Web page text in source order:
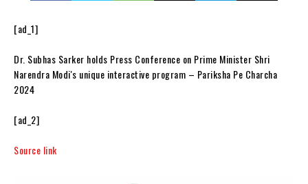
[ad_1]
Dr. Subhas Sarker holds Press Conference on Prime Minister Shri
Narendra Modi's unique interactive program – Pariksha Pe Charcha
2024
[ad_2]
Source link